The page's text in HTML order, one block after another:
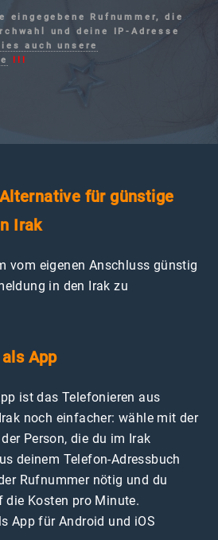
eingegebene Rufnummer, die
und deine IP-Adresse
auch unsere
!!!
für günstige
Irak
vom eigenen Anschluss günstig
in den Irak zu
App
ist das Telefonieren aus
noch einfacher: wähle mit der
Person, die du im Irak
deinem Telefon-Adressbuch
Rufnummer nötig und du
die Kosten pro Minute.
App für Android und iOS